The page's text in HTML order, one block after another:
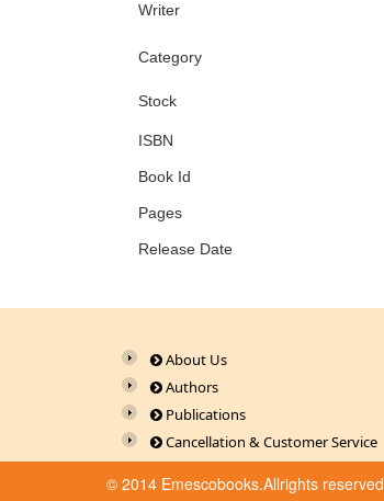
Writer
Category
Stock
ISBN
Book Id
Pages
Release Date
About Us
Authors
Publications
Cancellation & Customer Service
© 2014 Emescobooks.Allrights reserved